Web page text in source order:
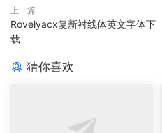
上一篇
Rovelyacx复新衬线体英文字体下
载
猜你喜欢